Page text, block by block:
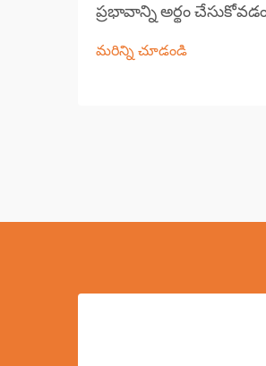
ప్రభావాన్ని అర్థం
మెషినింగ్ సవాళ్లకు కొత్త
మరిన్ని చూడండి